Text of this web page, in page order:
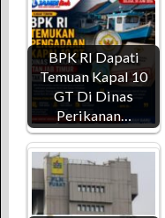
BPK RI Dapati
Temuan Kapal 10
GT Di Dinas
Perikanan…